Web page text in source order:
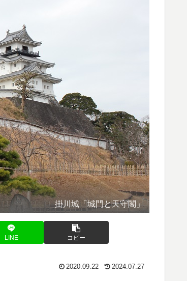
掛川城「城門と天守閣」
LINE コピー
2020.09.22 2024.07.27